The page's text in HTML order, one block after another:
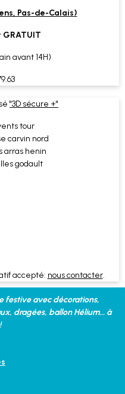
Pas-de-Calais)
avant 14H)
"3D sécure +"
accepté: nous contacter.
festive avec décorations,
dragées, ballon Hélium... à